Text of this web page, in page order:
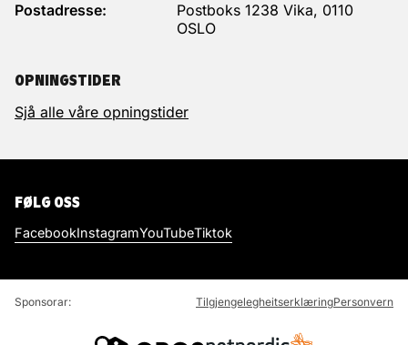
Postadresse:
Postboks 1238 Vika, 0110
OSLO
OPNINGSTIDER
Sjå alle våre opningstider
FØLG OSS
FacebookInstagramYouTubeTiktok
Sponsorar: TilgjengelegheitserklæringPersonvern